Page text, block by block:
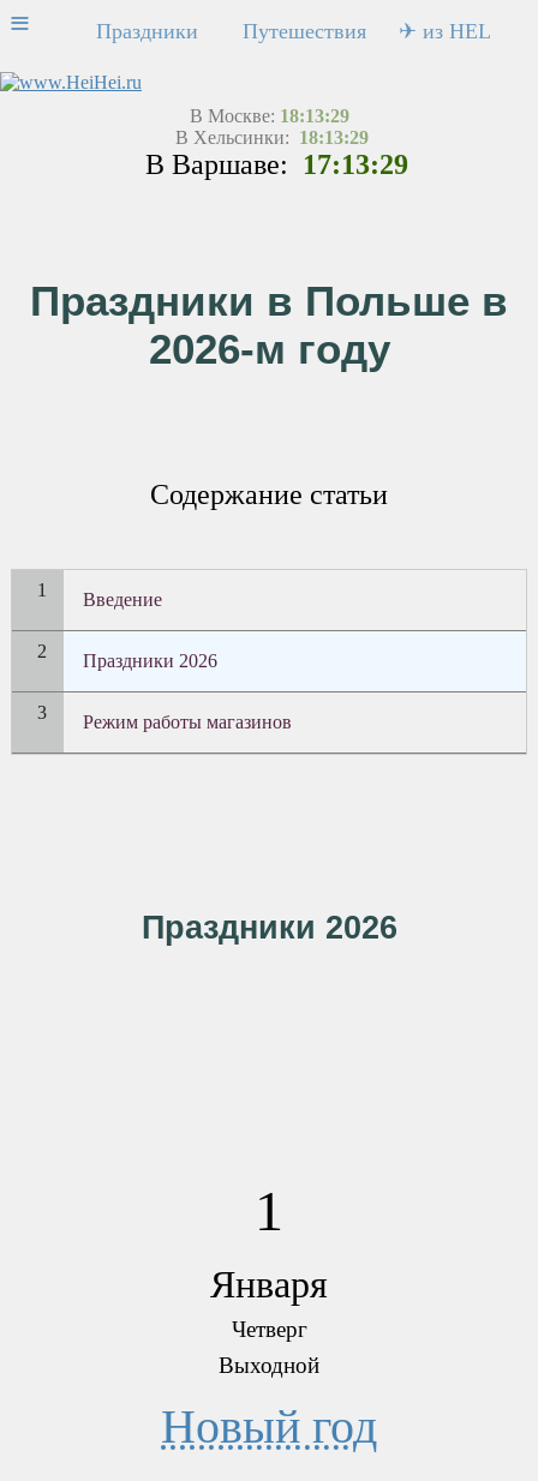
≡ Праздники Путешествия ✈ из HEL
В Москве: 18:13:29
В Хельсинки: 18:13:29
В Варшаве: 17:13:29
Праздники в Польше в
2026-м году
Содержание статьи
Введение
Праздники 2026
Режим работы магазинов
Праздники 2026
1
Января
Четверг
Выходной
Новый год